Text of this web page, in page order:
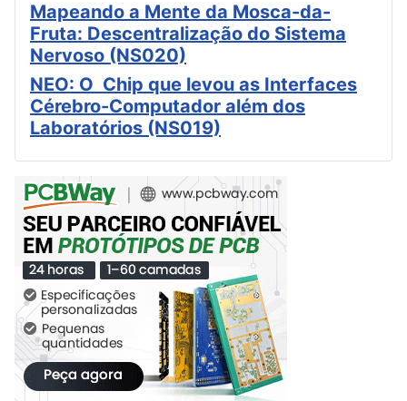
Mapeando a Mente da Mosca-da-
Fruta: Descentralização do Sistema
Nervoso (NS020)
NEO: O Chip que levou as Interfaces
Cérebro-Computador além dos
Laboratórios (NS019)